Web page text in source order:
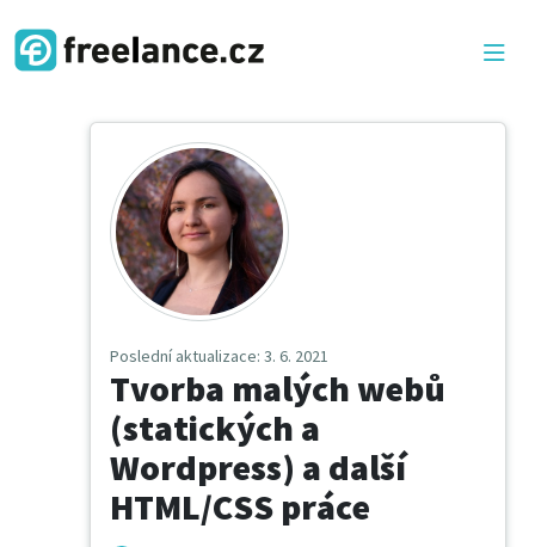
Poslední aktualizace: 3. 6. 2021
Tvorba malých webů
(statických a
Wordpress) a další
HTML/CSS práce